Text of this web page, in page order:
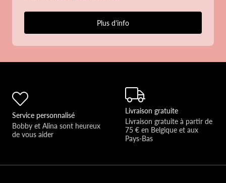
Plus d'info
Service personnalisé
Bobby et Alina sont heureux
de vous aider
Livraison gratuite
Livraison gratuite à partir de
75 € en Belgique et aux
Pays-Bas